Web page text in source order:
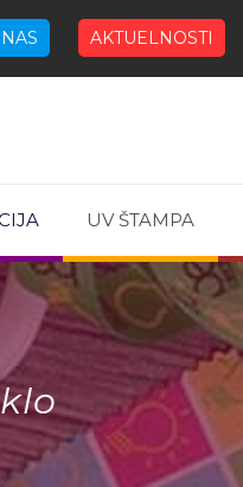
AKTUELNOSTI
UV ŠTAMPA